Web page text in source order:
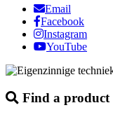
Email
Facebook
Instagram
YouTube
Find a product